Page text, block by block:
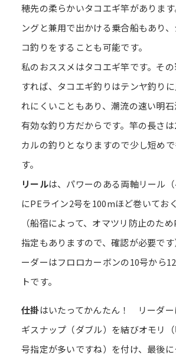
穂先の柔らかいタコエギ竿がありま
ングと兼用で出かける乗合船もあり
コ釣りをすることも可能です。
私のおススメはタコエギ竿です。そ
すれば、タコエギ釣りはテンヤ釣り
れにくいこともあり、潮流の速い明
有効な釣り方だからです。竿の長さ
カルの釣りとなりますので少し短め
す。
リールは、パワーのある両軸リール（
にPEライン2号を100mほど巻いてお
（船宿によって、オマツリ防止のた
指定もありますので、確認が必要で
ーダーはフロロカーボンの10号から
トです。
仕掛はいたってかんたん！ リーダー
ギスナップ（ダブル）を結びオモリ
号指定が多いですね）を付け、最後